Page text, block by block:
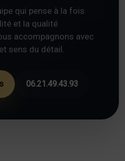
qui pense à la fois
et la qualité
accompagnons avec
sens du détail.
06.21.49.43.93